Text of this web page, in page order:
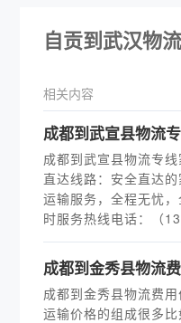
自贡到武汉物流
相关内容
成都到武宣县物流
成都到武宣县物流专
直达线路：安全直达
运输服务，全程无忧
时服务热线电话：（13
成都到金秀县物流
成都到金秀县物流费
运输价格的组成很多